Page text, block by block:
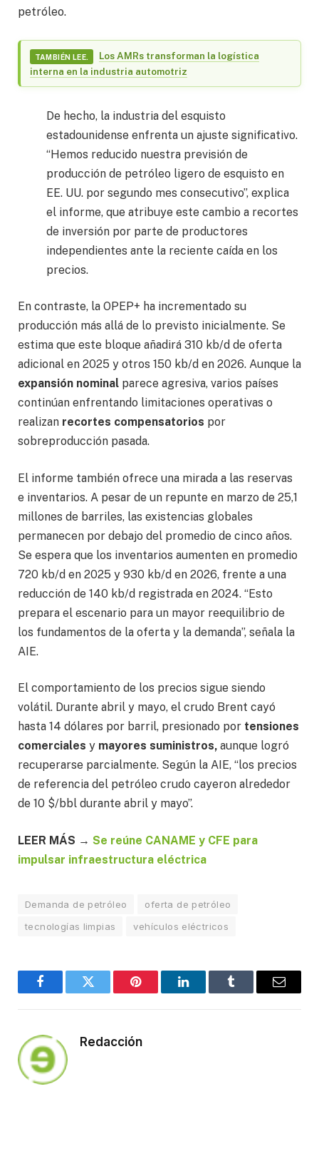
petróleo.
TAMBIÉN LEE.
Los AMRs transforman la logística
interna en la industria automotriz
De hecho, la industria del esquisto
estadounidense enfrenta un ajuste significativo.
“Hemos reducido nuestra previsión de
producción de petróleo ligero de esquisto en
EE. UU. por segundo mes consecutivo”, explica
el informe, que atribuye este cambio a recortes
de inversión por parte de productores
independientes ante la reciente caída en los
precios.
En contraste, la OPEP+ ha incrementado su
producción más allá de lo previsto inicialmente. Se
estima que este bloque añadirá 310 kb/d de oferta
adicional en 2025 y otros 150 kb/d en 2026. Aunque la
expansión nominal parece agresiva, varios países
continúan enfrentando limitaciones operativas o
realizan recortes compensatorios por
sobreproducción pasada.
El informe también ofrece una mirada a las reservas
e inventarios. A pesar de un repunte en marzo de 25,1
millones de barriles, las existencias globales
permanecen por debajo del promedio de cinco años.
Se espera que los inventarios aumenten en promedio
720 kb/d en 2025 y 930 kb/d en 2026, frente a una
reducción de 140 kb/d registrada en 2024. “Esto
prepara el escenario para un mayor reequilibrio de
los fundamentos de la oferta y la demanda”, señala la
AIE.
El comportamiento de los precios sigue siendo
volátil. Durante abril y mayo, el crudo Brent cayó
hasta 14 dólares por barril, presionado por tensiones
comerciales y mayores suministros, aunque logró
recuperarse parcialmente. Según la AIE, “los precios
de referencia del petróleo crudo cayeron alrededor
de 10 $/bbl durante abril y mayo”.
LEER MÁS → Se reúne CANAME y CFE para
impulsar infraestructura eléctrica
Demanda de petróleo
oferta de petróleo
tecnologías limpias
vehículos eléctricos
FacebookTwitter Pinterest LinkedInTumblr Email
Redacción